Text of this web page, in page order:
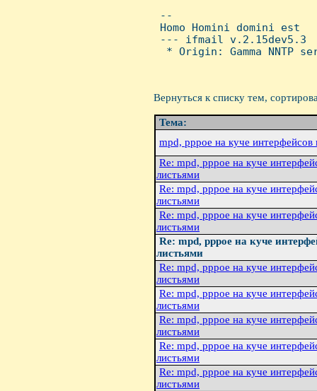
--
Homo Homini domini est
--- ifmail v.2.15dev5.3
* Origin: Gamma NNTP
Вернуться к списку тем,
Тема:
mpd, pppoe на куче
Re: mpd, pppoe на куче
листьями
Re: mpd, pppoe на куче
листьями
Re: mpd, pppoe на куче
листьями
Re: mpd, pppoe на куче
листьями
Re: mpd, pppoe на куче
листьями
Re: mpd, pppoe на куче
листьями
Re: mpd, pppoe на куче
листьями
Re: mpd, pppoe на куче
листьями
Re: mpd, pppoe на куче
листьями